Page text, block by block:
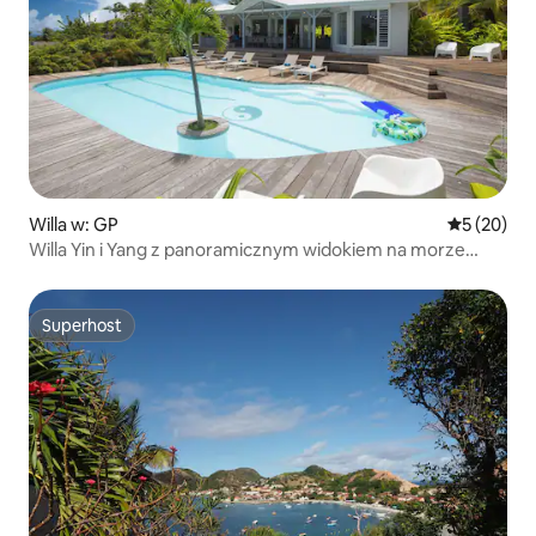
Willa w: GP Średnia
5 (20)
Willa Yin i Yang z panoramicznym widokiem na morze
Superhost
Superhost